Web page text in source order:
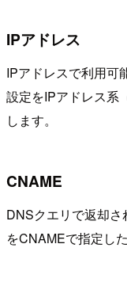
IPアドレス
IPアドレスで利用可
設定をIPアドレス系
します。
CNAME
DNSクエリで返却
をCNAMEで指定し